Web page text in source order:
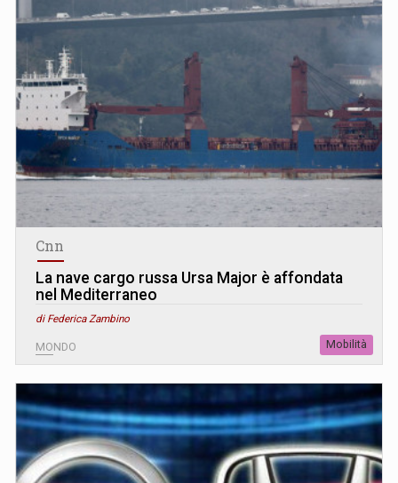
Cnn
La nave cargo russa Ursa Major è affondata
nel Mediterraneo
di Federica Zambino
MONDO Mobilità